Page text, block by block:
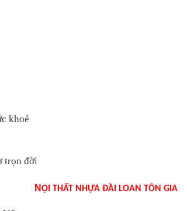
khoẻ
đời
NỘI THẤT NHỰA ĐÀI LOAN TÔN GIA